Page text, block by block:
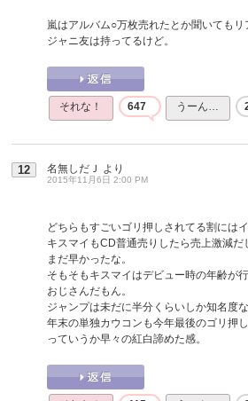
嵐はアルバム○万枚売れたとか聞いても
ジャニ友は持ってるけど。
それな！ 647 うーん…
12 名無しだＪ より
2015年11月6日 2:00 PM
どちらもすごいゴリ押しされてる割には
キスマイもCD普通売りしたら売上激減
まだ早かったな。
そもそもキスマイはデビュー時の年齢が
おじさんだもん。
ジャンプは未だに半分くらいしか知名度な
年末の単独カウコンも今年最後のゴリ押
っていうか早々の紅白諦めた感。